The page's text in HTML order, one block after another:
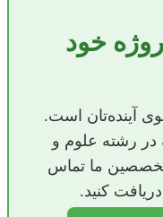
خود
آینده‌تان است.
در رشته علوم و
ما تماس
کنید.